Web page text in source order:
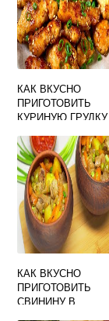
КАК ВКУСНО
ПРИГОТОВИТЬ
КУРИНУЮ ГРУДКУ
КУСОЧКАМИ С
ЛУКОМ И
МАЙОНЕЗОМ
КАК ВКУСНО
ПРИГОТОВИТЬ
СВИНИНУ В